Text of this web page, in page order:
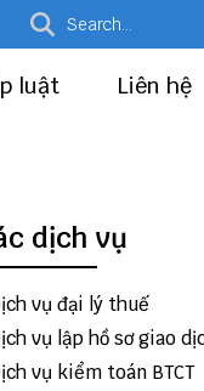
luật Liên hệ
dịch vụ
vụ đại lý thuế
vụ lập hồ sơ giao
vụ kiểm toán BTCT